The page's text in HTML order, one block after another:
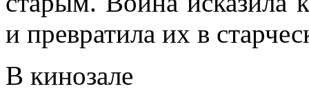
и превратила их в
В кинозале